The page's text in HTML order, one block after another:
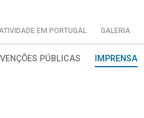
EM PORTUGAL GALERIA
PÚBLICAS IMPRENSA